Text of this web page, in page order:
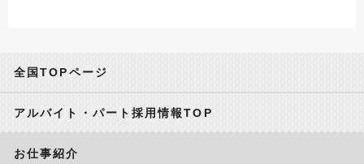
全国TOPページ
アルバイト・パート採用情報TOP
お仕事紹介